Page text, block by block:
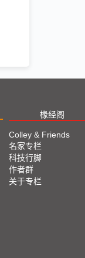
椽经阁
Colley & Friends
名家专栏
科技行脚
作者群
关于专栏